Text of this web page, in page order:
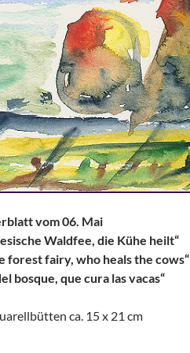
vom 06. Mai
Waldfee, die Kühe heilt“
forest fairy, who heals the cows“
bosque, que cura las vacas“
ca. 15 x 21 cm